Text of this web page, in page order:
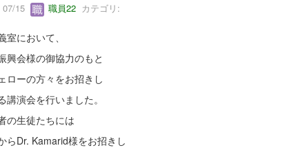
15 職員22カテゴリ:
室において、
興会様の御協力のもと
ローの方々をお招きし
講演会を行いました。
の生徒たちには
らDr. Kamarid様をお招きし